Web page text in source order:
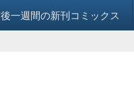
一週間の新刊コミックス